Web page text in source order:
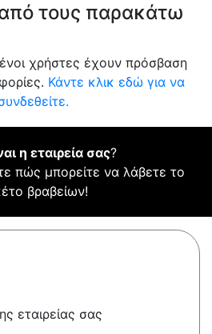
τους παρακάτω
χρήστες έχουν πρόσβαση
Κάντε κλικ εδώ για να
η εταιρεία σας?
πώς μπορείτε να λάβετε το
βραβείων!
εταιρείας σας